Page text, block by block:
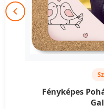
Fényképes